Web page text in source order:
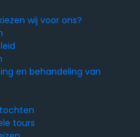
wij voor ons?
en behandeling van
tours